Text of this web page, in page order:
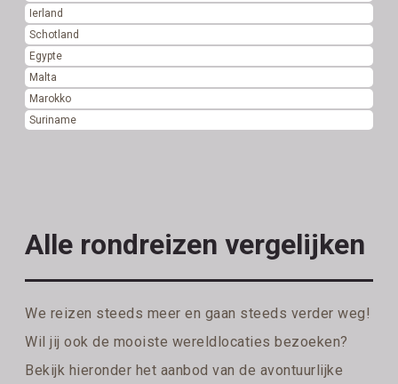
Ierland
Schotland
Egypte
Malta
Marokko
Suriname
Alle rondreizen vergelijken
We reizen steeds meer en gaan steeds verder weg!
Wil jij ook de mooiste wereldlocaties bezoeken?
Bekijk hieronder het aanbod van de avontuurlijke